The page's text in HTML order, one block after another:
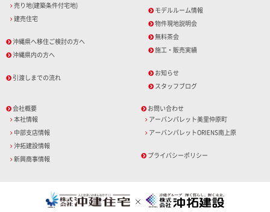
売り地(建築条件付宅地)
建売住宅
沖縄県へ移住ご検討の方へ
沖縄県内の方へ
引渡しまでの流れ
モデルルーム情報
物件現地説明会
無料茶会
施工・販売実績
お知らせ
スタッフブログ
会社概要
本社情報
中部支店情報
沖拓建設情報
新興商事情報
お問い合わせ
アーバンパレット美里仲原町
アーバンパレットORIENS南上原
プライバシーポリシー